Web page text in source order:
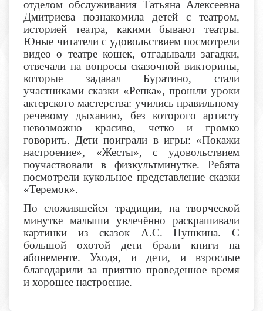
отделом обслуживания Татьяна Алексеевна
Дмитриева познакомила детей с театром,
историей театра, какими бывают театры.
Юные читатели с удовольствием посмотрели
видео о театре кошек, отгадывали загадки,
отвечали на вопросы сказочной викторины,
которые задавал Буратино, стали
участниками сказки «Репка», прошли уроки
актерского мастерства: учились правильному
речевому дыханию, без которого артисту
невозможно красиво, четко и громко
говорить. Дети поиграли в игры: «Покажи
настроение», «Жесты»,с удовольствием
поучаствовали в физкультминутке. Ребята
посмотреликукольное представление сказки
«Теремок».
По сложившейся традиции, на творческой
минутке малыши увлечённо раскрашивали
картинки из сказок А.С. Пушкина. С
большой охотой дети брали книги на
абонементе. Уходя, и дети, и взрослые
благодарили за приятно проведенное время
и хорошее настроение.